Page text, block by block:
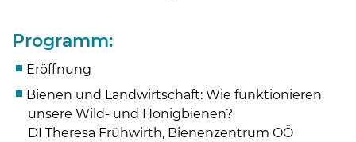
Programm:
Eröffnung
Bienen und Landwirtschaft: Wie funktionieren
unsere Wild- und Honigbienen?
DI Theresa Frühwirth, Bienenzentrum OÖ